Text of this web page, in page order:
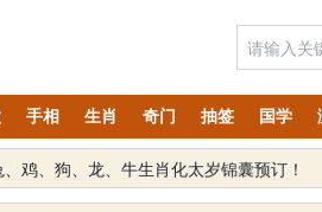
手相 生肖 奇门 抽签 国学
鸡、狗、龙、牛生肖化太岁锦囊预订！